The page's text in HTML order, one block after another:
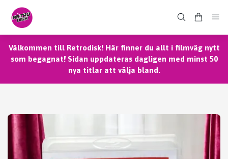
Välkommen till Retrodisk! Här finner du allt i filmväg nytt
som begagnat! Sidan uppdateras dagligen med minst 50
nya titlar att välja bland.